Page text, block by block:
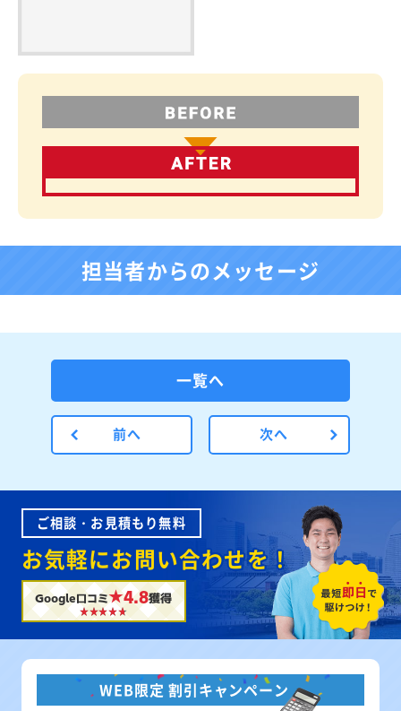
担当者からのメッセージ
前へ
一覧へ
次へ
ご相談・お見積もり無料
お気軽にお問い合わせを！
Google口コミ★4.8獲得
WEB限定 割引キャンペーン